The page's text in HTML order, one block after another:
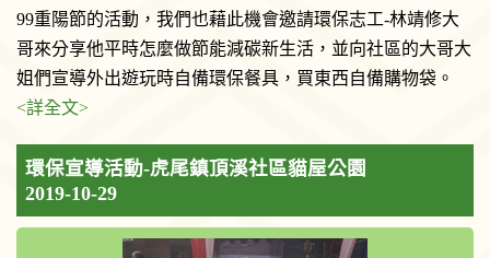
99重陽節的活動，我們也藉此機會邀請環保志工-林靖修大
哥來分享他平時怎麼做節能減碳新生活，並向社區的大哥大
姐們宣導外出遊玩時自備環保餐具，買東西自備購物袋。
<詳全文>
環保宣導活動-虎尾鎮頂溪社區貓屋公園
2019-10-29